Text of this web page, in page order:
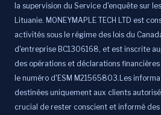
la supervision du Service d'enquête sur
Lituanie. MONEYMAPLE TECH LTD est
activités sous le régime des lois du
d'entreprise BC1306168, et est inscrite
des opérations et déclarations financières
le numéro d'ESM M21565803.Les
destinées uniquement aux clients
crucial de rester conscient et informé